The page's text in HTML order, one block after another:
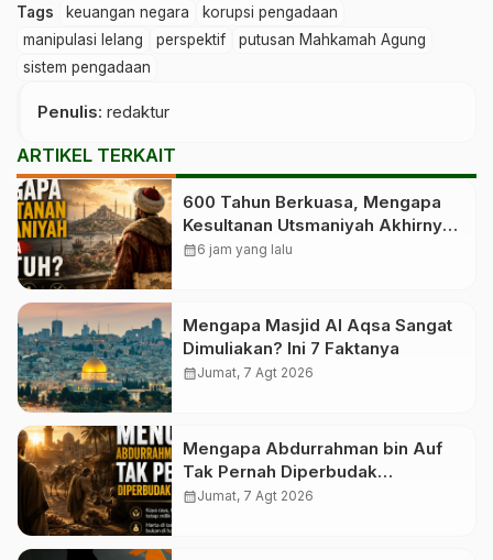
Tags keuangan negara
korupsi pengadaan
manipulasi lelang
perspektif
putusan Mahkamah Agung
sistem pengadaan
Penulis: redaktur
ARTIKEL TERKAIT
600 Tahun Berkuasa, Mengapa
Kesultanan Utsmaniyah Akhirnya
Runtuh?
calendar_month6 jam yang lalu
Mengapa Masjid Al Aqsa Sangat
Dimuliakan? Ini 7 Faktanya
calendar_monthJumat, 7 Agt 2026
Mengapa Abdurrahman bin Auf
Tak Pernah Diperbudak
Hartanya?
calendar_monthJumat, 7 Agt 2026